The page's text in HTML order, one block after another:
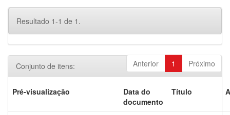
Resultado 1-1 de 1.
Anterior 1 Próximo
Conjunto de itens:
Pré-visualização
Data do
documento
Título